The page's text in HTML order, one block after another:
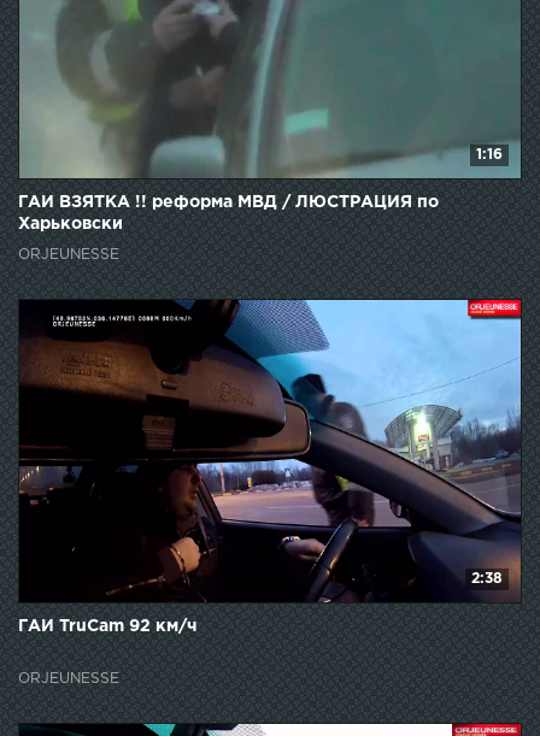
1:16
ГАИ ВЗЯТКА !! реформа МВД / ЛЮСТРАЦИЯ по
Харьковски
ORJEUNESSE
2:38
ГАИ TruCam 92 км/ч
ORJEUNESSE